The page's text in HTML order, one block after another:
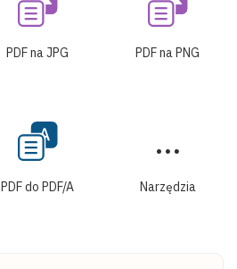
PDF na JPG PDF na PNG
PDF do PDF/A Narzędzia